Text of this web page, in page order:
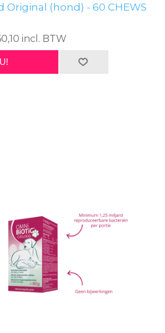
Original (hond) - 60 CHEWS
incl. BTW